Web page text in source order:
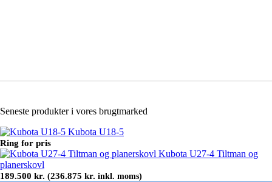
Seneste produkter i vores brugtmarked
Kubota U18-5
Ring for pris
Kubota U27-4 Tiltman og
planerskovl
189.500 kr. (236.875 kr. inkl. moms)